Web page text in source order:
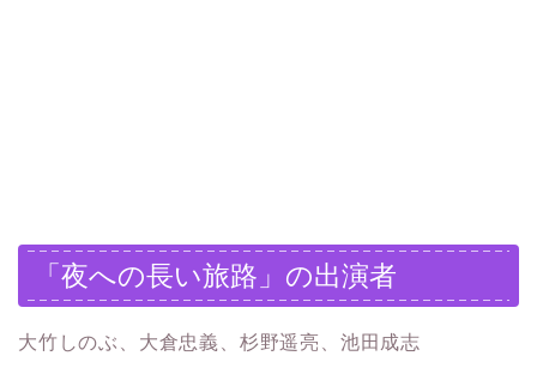
「夜への長い旅路」の出演者
大竹しのぶ、大倉忠義、杉野遥亮、池田成志